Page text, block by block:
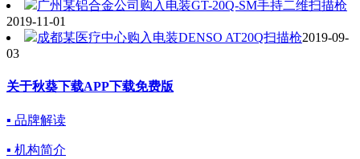
广州某铝合金公司购入电装GT-20Q-SM手持二维扫描枪
2019-11-01
成都某医疗中心购入电装DENSO AT20Q扫描枪2019-09-
03
关于秋葵下载APP下载免费版
▪ 品牌解读
▪ 机构简介